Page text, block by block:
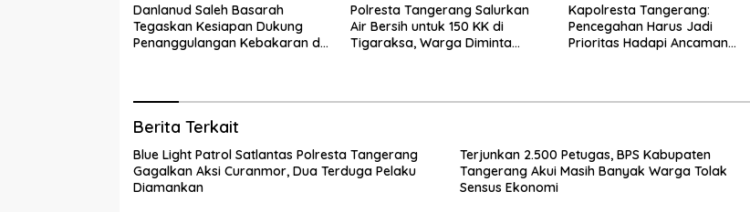
Danlanud Saleh Basarah
Tegaskan Kesiapan Dukung
Penanggulangan Kebakaran di
Polresta Tangerang Salurkan
Air Bersih untuk 150 KK di
Tigaraksa, Warga Diminta
Kapolresta Tangerang:
Pencegahan Harus Jadi
Prioritas Hadapi Ancaman
Berita Terkait
Blue Light Patrol Satlantas Polresta Tangerang
Gagalkan Aksi Curanmor, Dua Terduga Pelaku
Diamankan
Terjunkan 2.500 Petugas, BPS Kabupaten
Tangerang Akui Masih Banyak Warga Tolak
Sensus Ekonomi